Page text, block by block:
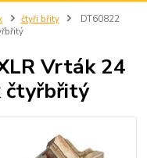
čtyři břity
DT60822
Vrták 24
čtyřbřitý